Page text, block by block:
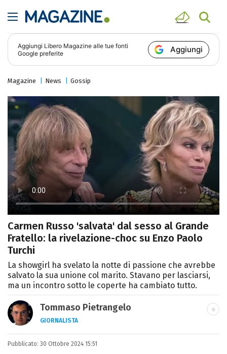
Aggiungi Libero Magazine alle tue fonti
Google preferite
Aggiungi
Magazine News Gossip
Carmen Russo 'salvata' dal sesso al Grande
Fratello: la rivelazione-choc su Enzo Paolo
Turchi
La showgirl ha svelato la notte di passione che avrebbe
salvato la sua unione col marito. Stavano per lasciarsi,
ma un incontro sotto le coperte ha cambiato tutto.
Tommaso Pietrangelo
GIORNALISTA
Autore, giornalista, cantautore. Laureato in
Pubblicato: 30 Ottobre 2024 15:51